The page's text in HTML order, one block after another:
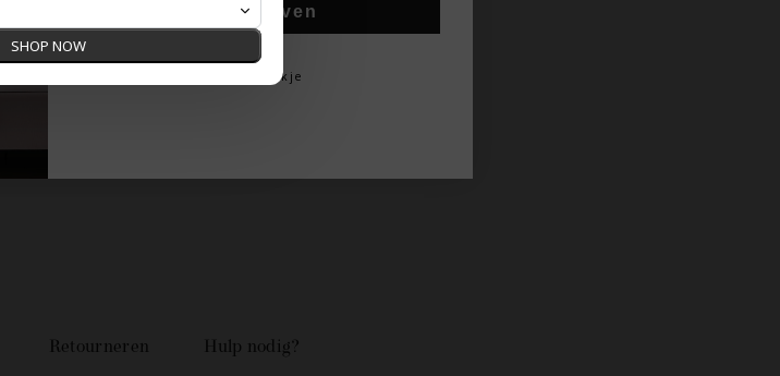
Retourneren Hulp nodig?
SHOP NOW
Inschrijven
Nee, dankje